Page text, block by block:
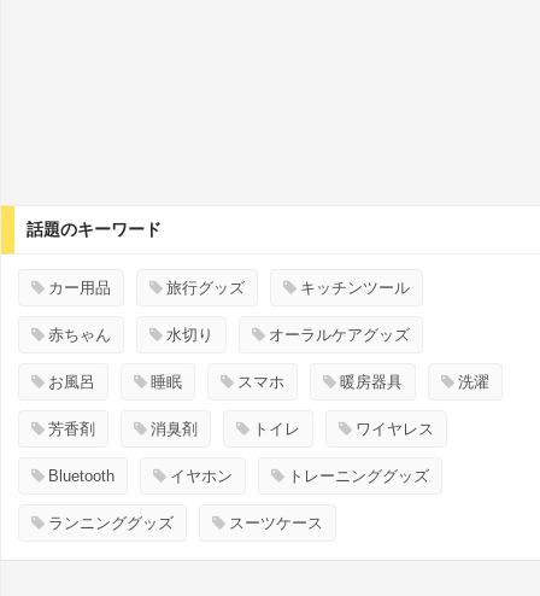
話題のキーワード
カー用品 旅行グッズ キッチンツール
赤ちゃん 水切り オーラルケアグッズ
お風呂 睡眠 スマホ 暖房器具 洗濯
芳香剤 消臭剤 トイレ ワイヤレス
Bluetooth イヤホン トレーニンググッズ
ランニンググッズ スーツケース